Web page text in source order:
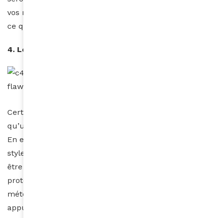
vos nattes sont fines, plus vous devez vous attendre à
ce qu’elles se prolongent dans le temps.
4. Le tissage
Certaines femmes certifient qu’il n’y a rien de mieux
qu’un tissage pour optimiser la pousse des cheveux.
En effet, un tissage bien entretenu est un excellent
style de protection. Dans ce cas, votre tissage doit
être fermé, avec la totalité des cheveux nattés,
protégés de n’importe quelle condition
météorologique et à l’abri d’une manipulation
appuyée. Pour une croissance maximale des